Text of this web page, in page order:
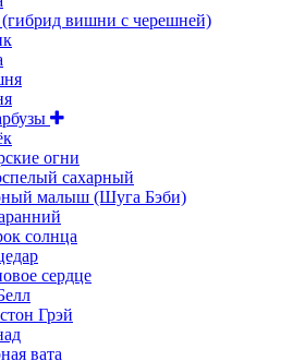
вишни с черешней)
огни
сахарный
малыш (Шуга Бэби)
солнца
сердце
Грэй
вата